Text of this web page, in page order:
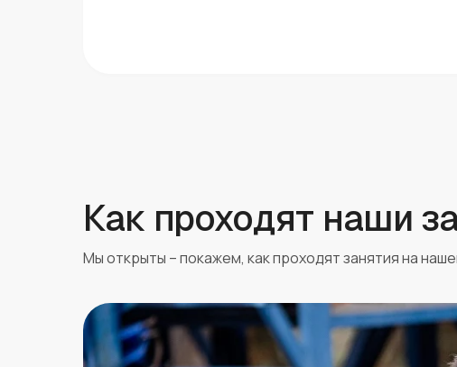
Как проходят наши
Мы открыты – покажем, как проходят занятия на